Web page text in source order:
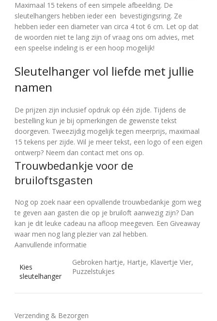
Maximaal 15 tekens of een simpele afbeelding. De
sleutelhangers hebben ieder een bevestigingsring. Ze
hebben ieder een diameter van circa 4 tot 6 cm. Let op dat
de woorden niet te lang zijn of vraag ons om advies, met
een speelse indeling is er een hoop mogelijk!
Sleutelhanger vol liefde met jullie
namen
De prijzen zijn inclusief opdruk op één zijde. Tijdens de
bestelling kun je bij opmerkingen de gewenste tekst
doorgeven. Tweezijdig mogelijk tegen meerprijs, maximaal
15 tekens per zijde. Wil je meer tekst, een logo of een eigen
ontwerp? Neem dan contact met ons op.
Trouwbedankje voor de
bruiloftsgasten
Nog op zoek naar een opvallende trouwbedankje gom weg
te geven aan gasten die op je bruiloft aanwezig zijn? Dan
kan je dit leuke cadeau na afloop meegeven. Een Giveaway
waar men nog lang plezier van zal hebben.
Aanvullende informatie
Kies
sleutelhanger
Gebroken hartje, Hartje, Klavertje Vier,
Puzzelstukjes
Verzending & Bezorgen